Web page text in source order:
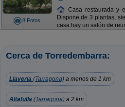
8 Fotos
Casa restaurada y
Dispone de 3 plantas,
casa hay un salón de
Cerca de Torredembarra:
Llaveria (Tarragona) a menos de 1 km
Altafulla (Tarragona) a 2 km